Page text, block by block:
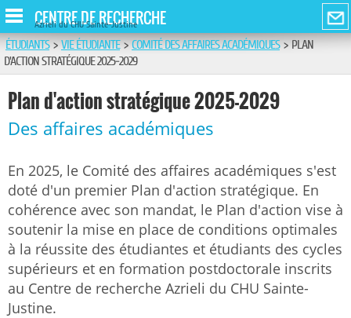
CENTRE DE RECHERCHE
Azrieli du CHU Sainte-Justine
ÉTUDIANTS>VIE ÉTUDIANTE>COMITÉ DES AFFAIRES ACADÉMIQUES>PLAN
D'ACTION STRATÉGIQUE 2025-2029
Plan d'action stratégique 2025-2029
Des affaires académiques
En 2025, le Comité des affaires académiques s'est
doté d'un premier Plan d'action stratégique. En
cohérence avec son mandat, le Plan d'action vise à
soutenir la mise en place de conditions optimales
à la réussite des étudiantes et étudiants des cycles
supérieurs et en formation postdoctorale inscrits
au Centre de recherche Azrieli du CHU Sainte-
Justine.